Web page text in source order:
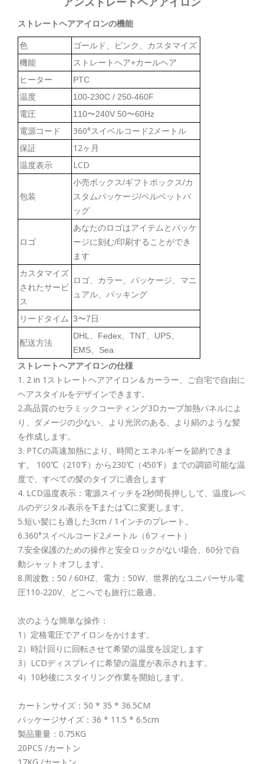
アンストレートヘアアイロン
ストレートヘアアイロンの機能
色
ゴールド、ピンク、カスタマイズ
機能
ストレートヘア+カールヘア
ヒーター
PTC
温度
100-230C / 250-460F
電圧 110〜240V 50〜60Hz
電源コード
360°スイベルコード2メートル
保証
12ヶ月
温度表示
LCD
包装
小売ボックス/ギフトボックス/カ
スタムパッケージ/ベルベットバ
ッグ
ロゴ
あなたのロゴはアイテムとパッケ
ージに刻む/印刷することができ
ます
カスタマイズ
されたサービ
ス
ロゴ、カラー、パッケージ、マニ
ュアル、パッキング
リードタイム 3〜7日
配送方法
DHL、Fedex、TNT、UPS、
EMS、Sea
ストレートヘアアイロンの仕様
1. 2 in 1ストレートヘアアイロン＆カーラー、ご自宅で自由に
ヘアスタイルをデザインできます。
2.高品質のセラミックコーティング3Dカーブ加熱パネルによ
り、ダメージの少ない、より光沢のある、より絹のような髪
を作成します。
3. PTCの高速加熱により、時間とエネルギーを節約できま
す。 100℃（210℉）から230℃（450℉）までの調節可能な温
度で、すべての髪のタイプに適合します
4. LCD温度表示：電源スイッチを2秒間長押しして、温度レベ
ルのデジタル表示を℉または℃に変更します。
5.短い髪にも適した3cm / 1インチのプレート。
6.360°スイベルコード2メートル（6フィート）
7.安全保護のための操作と安全ロックがない場合、60分で自
動シャットオフします。
8.周波数：50 / 60HZ、電力：50W、世界的なユニバーサル電
圧110-220V、どこへでも旅行に最適。
次のような簡単な操作：
1）定格電圧でアイロンをかけます。
2）時計回りに回転させて希望の温度を設定します
3）LCDディスプレイに希望の温度が表示されます。
4）10秒後にスタイリング作業を開始します。
カートンサイズ：50 * 35 * 36.5CM
パッケージサイズ：36 * 11.5 * 6.5cm
製品重量：0.75KG
20PCS /カートン